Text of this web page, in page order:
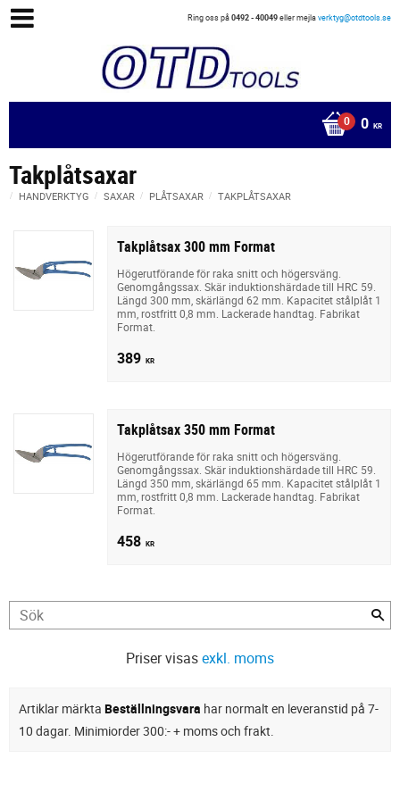
Ring oss på0492 - 40049eller mejlaverktyg@otdtools.se
0 KR
Takplåtsaxar
HANDVERKTYG SAXAR PLÅTSAXAR TAKPLÅTSAXAR
Takplåtsax 300 mm Format
Högerutförande för raka snitt och högersväng.
Genomgångssax. Skär induktionshärdade till HRC 59.
Längd 300 mm, skärlängd 62 mm. Kapacitet stålplåt 1
mm, rostfritt 0,8 mm. Lackerade handtag. Fabrikat
Format.
389 KR
Takplåtsax 350 mm Format
Högerutförande för raka snitt och högersväng.
Genomgångssax. Skär induktionshärdade till HRC 59.
Längd 350 mm, skärlängd 65 mm. Kapacitet stålplåt 1
mm, rostfritt 0,8 mm. Lackerade handtag. Fabrikat
Format.
458 KR
Priser visasexkl. moms
Artiklar märkta Beställningsvara har normalt en leveranstid på 7-
10 dagar. Minimiorder 300:- + moms och frakt.